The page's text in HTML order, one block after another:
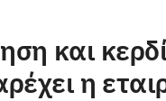
και
η